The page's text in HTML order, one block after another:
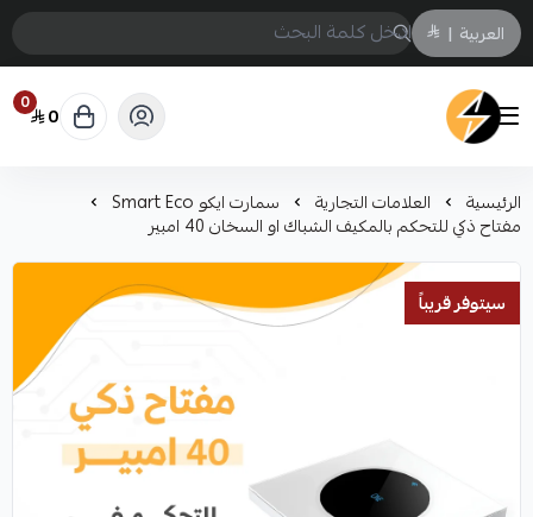
العربية |
سمارت ايكو Smart Eco
0 0
الرئيسية العلامات التجارية سمارت ايكو Smart Eco
مفتاح ذكي للتحكم بالمكيف الشباك او السخان 40 امبير
سيتوفر قريباً